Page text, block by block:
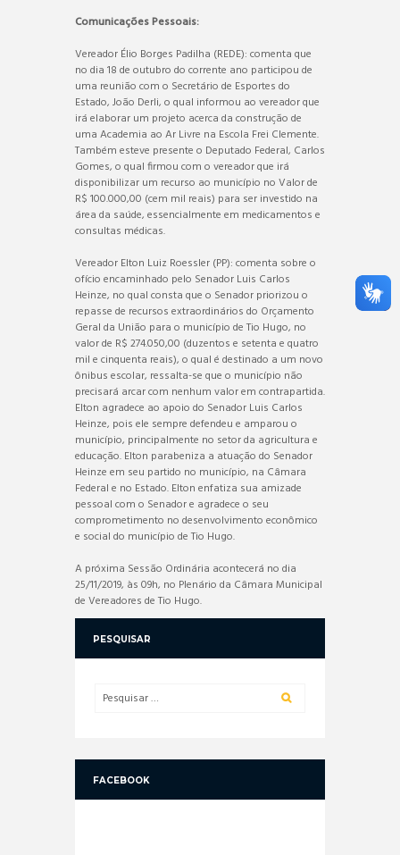
Comunicações Pessoais:
Vereador Élio Borges Padilha (REDE): comenta que
no dia 18 de outubro do corrente ano participou de
uma reunião com o Secretário de Esportes do
Estado, João Derli, o qual informou ao vereador que
irá elaborar um projeto acerca da construção de
uma Academia ao Ar Livre na Escola Frei Clemente.
Também esteve presente o Deputado Federal, Carlos
Gomes, o qual firmou com o vereador que irá
disponibilizar um recurso ao município no Valor de
R$ 100.000,00 (cem mil reais) para ser investido na
área da saúde, essencialmente em medicamentos e
consultas médicas.
Vereador Elton Luiz Roessler (PP): comenta sobre o
ofício encaminhado pelo Senador Luis Carlos
Heinze, no qual consta que o Senador priorizou o
repasse de recursos extraordinários do Orçamento
Geral da União para o município de Tio Hugo, no
valor de R$ 274.050,00 (duzentos e setenta e quatro
mil e cinquenta reais), o qual é destinado a um novo
ônibus escolar, ressalta-se que o município não
precisará arcar com nenhum valor em contrapartida.
Elton agradece ao apoio do Senador Luis Carlos
Heinze, pois ele sempre defendeu e amparou o
município, principalmente no setor da agricultura e
educação. Elton parabeniza a atuação do Senador
Heinze em seu partido no município, na Câmara
Federal e no Estado. Elton enfatiza sua amizade
pessoal com o Senador e agradece o seu
comprometimento no desenvolvimento econômico
e social do município de Tio Hugo.
A próxima Sessão Ordinária acontecerá no dia
25/11/2019, às 09h, no Plenário da Câmara Municipal
de Vereadores de Tio Hugo.
PESQUISAR
FACEBOOK